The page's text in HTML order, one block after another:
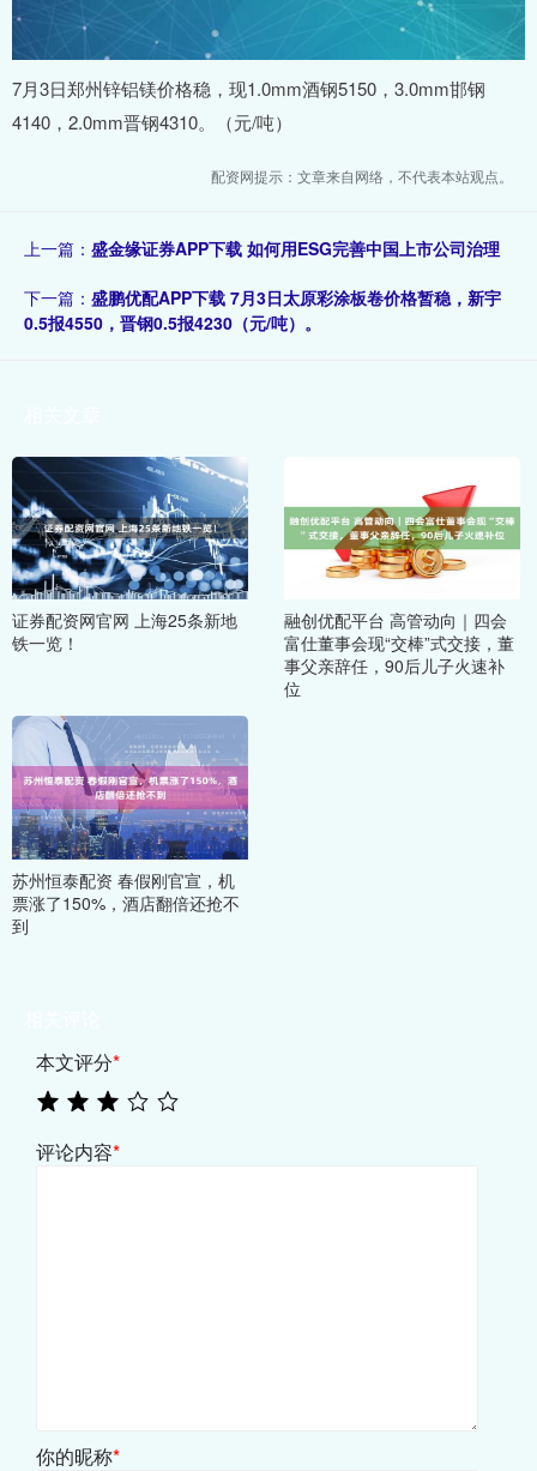
7月3日郑州锌铝镁价格稳，现1.0mm酒钢5150，3.0mm邯钢
4140，2.0mm晋钢4310。（元/吨）
配资网提示：文章来自网络，不代表本站观点。
上一篇： 盛金缘证券APP下载 如何用ESG完善中国上市公司治理
下一篇： 盛鹏优配APP下载 7月3日太原彩涂板卷价格暂稳，新宇
0.5报4550，晋钢0.5报4230（元/吨）。
证券配资网官网 上海25条新地
铁一览！
融创优配平台 高管动向｜四会
富仕董事会现“交棒”式交接，董
事父亲辞任，90后儿子火速补
位
苏州恒泰配资 春假刚官宣，机
票涨了150%，酒店翻倍还抢不
到
本文评分*
评论内容*
你的昵称*